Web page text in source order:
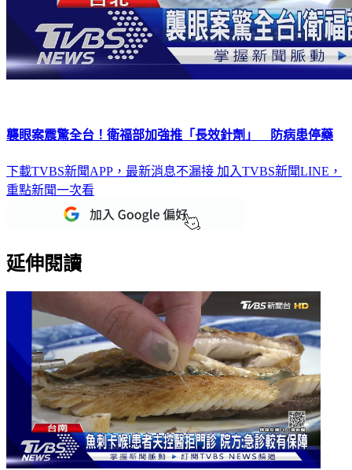
襲眼案震驚全台！衛福部加強推「長效針劑」 防病患停藥
下載TVBS新聞APP，最新消息不漏接 加入TVBS新聞LINE，
重點新聞一次看
延伸閱讀